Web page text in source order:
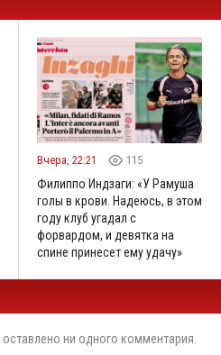
Вчера, 22:21 115
Филиппо Индзаги: «У Рамуша
голы в крови. Надеюсь, в этом
году клуб угадал с
форвардом, и девятка на
спине принесет ему удачу»
ни одного комментария.